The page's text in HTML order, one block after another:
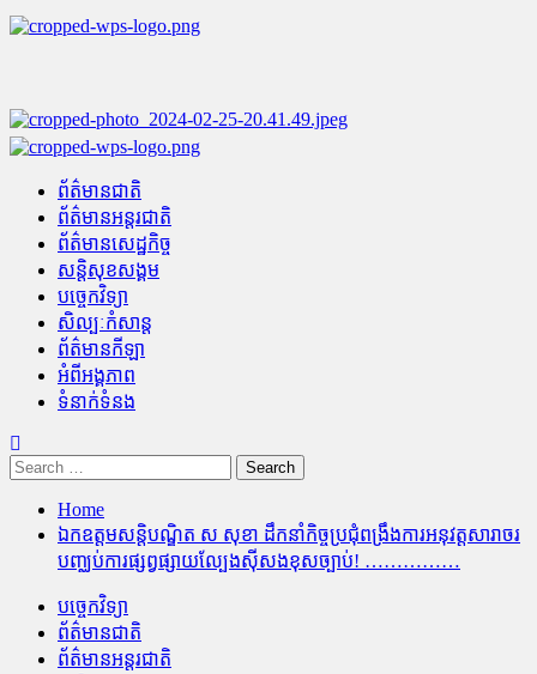
Skip
to
Primary
ព័ត៌មានជាតិ
ព័ត៌មានអន្តរជាតិ
ព័ត៌មានសេដ្ឋកិច្ច
សន្តិសុខសង្គម
បច្ចេកវិទ្យា
សិល្បៈកំសាន្ត
ព័ត៌មានកីឡា
អំពីអង្គភាព
ទំនាក់ទំនង
Search
for:
Home
ឯកឧត្តមសន្តិបណ្ឌិត ស សុខា ដឹកនាំកិច្ចប្រជុំពង្រឹងការអនុវត្តសារាចរ
បញ្ឈប់ការផ្សព្វផ្សាយល្បែងសុីសងខុសច្បាប់! ……………
បច្ចេកវិទ្យា
ព័ត៌មានជាតិ
ព័ត៌មានអន្តរជាតិ